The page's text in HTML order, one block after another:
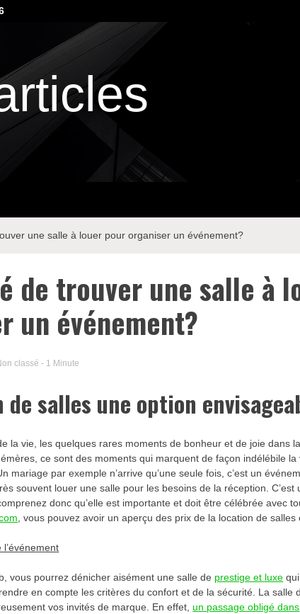
une salle à louer pour organiser un événement?
de trouver une salle à
un événement?
classé - 1 Minute
de salles une option
la vie, les quelques rares moments de bonheur et de joie dans
ce sont des moments qui marquent de façon indélébile
mariage par exemple n’arrive qu’une seule fois, c’est un
souvent louer une salle pour les besoins de la réception.
donc qu’elle est importante et doit être célébrée avec
, vous pouvez avoir un aperçu des prix de la location de salles
l’événement
vous pourrez dénicher aisément une salle de prestige et luxe
en compte les critères du confort et de la sécurité. La salle
vos invités de marque. En effet,un passage obligé dans